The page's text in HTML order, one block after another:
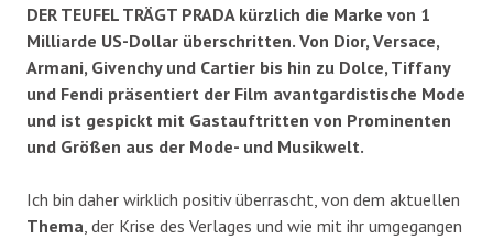
DER TEUFEL TRÄGT PRADA kürzlich die Marke von 1
Milliarde US-Dollar überschritten. Von Dior, Versace,
Armani, Givenchy und Cartier bis hin zu Dolce, Tiffany
und Fendi präsentiert der Film avantgardistische Mode
und ist gespickt mit Gastauftritten von Prominenten
und Größen aus der Mode- und Musikwelt.
Ich bin daher wirklich positiv überrascht, von dem aktuellen
Thema , der Krise des Verlages und wie mit ihr umgegangen